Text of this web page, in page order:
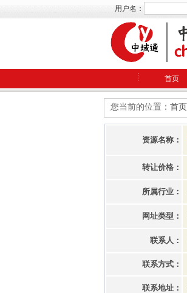
用户名：
首页
您当前的位置： 首页
资源名称：
转让价格：
所属行业：
网址类型：
联系人：
联系方式：
联系地址：